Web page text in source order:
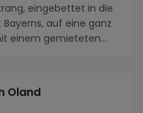
eingebettet in die
auf eine ganz
einem gemieteten...
Oland